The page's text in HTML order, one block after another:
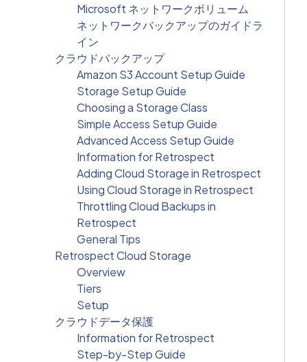
Microsoft ネットワークボリューム
ネットワークバックアップのガイドラ
イン
クラウドバックアップ
Amazon S3 Account Setup Guide
Storage Setup Guide
Choosing a Storage Class
Simple Access Setup Guide
Advanced Access Setup Guide
Information for Retrospect
Adding Cloud Storage in Retrospect
Using Cloud Storage in Retrospect
Throttling Cloud Backups in
Retrospect
General Tips
Retrospect Cloud Storage
Overview
Tiers
Setup
クラウドデータ保護
Information for Retrospect
Step-by-Step Guide